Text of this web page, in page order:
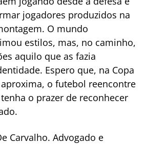
jogadores produzidos na
O mundo
estilos, mas, no caminho,
aquilo que as fazia
Espero que, na Copa
o futebol reencontre
o prazer de reconhecer
Carvalho. Advogado e